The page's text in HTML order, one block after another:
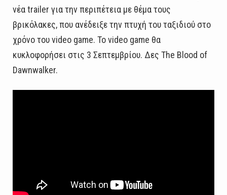
νέα trailer για την περιπέτεια με θέμα τους
βρικόλακες, που ανέδειξε την πτυχή του ταξιδιού στο
χρόνο του video game. Το video game θα
κυκλοφορήσει στις 3 Σεπτεμβρίου. Δες The Blood of
Dawnwalker.